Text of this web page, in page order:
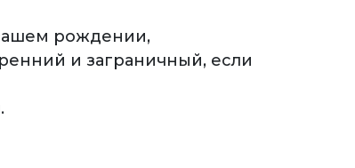
рождении,
и заграничный, если